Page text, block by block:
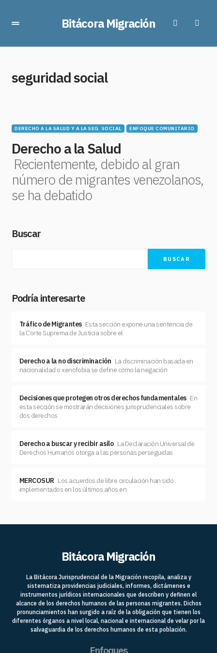
Bitácora Migración
seguridad social
DERECHO A LA SALUD Y A LA SEG. SOCIAL ENFOQUE COMUNITARIO
Derecho a la Salud
Recientemente, debido al gran
número de migrantes venezolanos,
se ha debatido
Buscar
BUSCAR
Podría interesarte
Tráfico de Migrantes Esta sección expone una sentencia de
la Corte Suprema de Justicia sobre el
Derecho a la no discriminación La discriminación basada en
nacionalidad o xenofobia se define como la negación
Decisiones que protegen otros derechos fundamentales En
esta sección se mostrarán decisiones jurisprudenciales sobre
dos derechos
Derecho a buscar y recibir asilo La Declaración Universal de
Derechos Humanos otorga a las personas perseguidas
MERCOSUR Los acuerdos de libre circulación han sido
implementados en los últimos años en
Bitácora Migración
La Bitácora Jurisprudencial de la Migración recopila, analiza y
sistematiza providencias judiciales, informes, dictámenes e
instrumentos jurídicos internacionales que describen y definen el
alcance de los derechos humanos de las personas migrantes. Dichos
pronunciamientos han surgido a raíz de la obligación que tienen los
diferentes órganos a nivel local, nacional e internacional de velar por la
salvaguardia de los derechos humanos de esta población.
Enfoques